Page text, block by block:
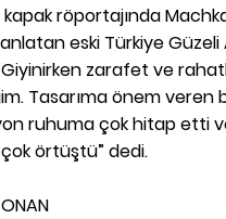
kapak röportajında
eski Türkiye Güzeli
zarafet ve
Tasarıma önem veren
ruhuma çok hitap etti
örtüştü” dedi.